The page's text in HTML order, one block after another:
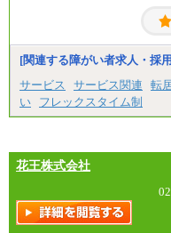
■(株)JTBコ
総合職 月給
みなし残業
残業手当の
間に応じて
エリアサポ
訪日事業職
給
※詳細はJTB
[関連する障がい者求人・採
サービス
サービス関連 転
い
フレックスタイム制
花王株式会社